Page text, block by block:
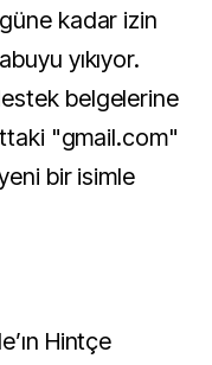
kadar izin
yıkıyor.
belgelerine
"gmail.com"
bir isimle
Hintçe